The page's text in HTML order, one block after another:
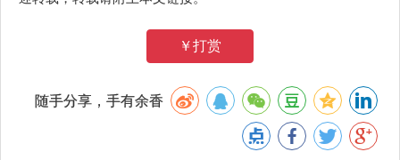
￥打赏
随手分享，手有余香